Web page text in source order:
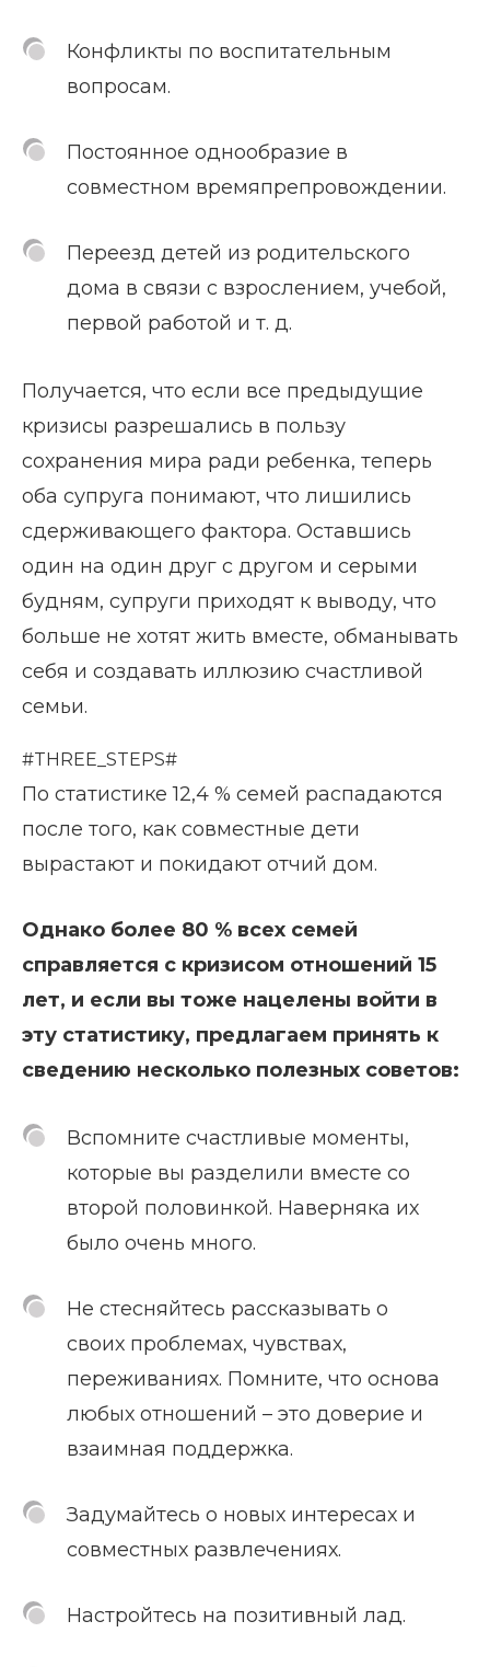
Конфликты по воспитательным
вопросам.
Постоянное однообразие в
совместном времяпрепровождении.
Переезд детей из родительского
дома в связи с взрослением, учебой,
первой работой и т. д.
Получается, что если все предыдущие
кризисы разрешались в пользу
сохранения мира ради ребенка, теперь
оба супруга понимают, что лишились
сдерживающего фактора. Оставшись
один на один друг с другом и серыми
будням, супруги приходят к выводу, что
больше не хотят жить вместе, обманывать
себя и создавать иллюзию счастливой
семьи.
#THREE_STEPS#
По статистике 12,4 % семей распадаются
после того, как совместные дети
вырастают и покидают отчий дом.
Однако более 80 % всех семей
справляется с кризисом отношений 15
лет, и если вы тоже нацелены войти в
эту статистику, предлагаем принять к
сведению несколько полезных советов:
Вспомните счастливые моменты,
которые вы разделили вместе со
второй половинкой. Наверняка их
было очень много.
Не стесняйтесь рассказывать о
своих проблемах, чувствах,
переживаниях. Помните, что основа
любых отношений – это доверие и
взаимная поддержка.
Задумайтесь о новых интересах и
совместных развлечениях.
Настройтесь на позитивный лад.